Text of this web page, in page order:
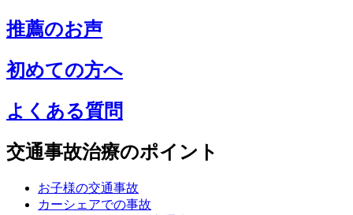
推薦のお声
初めての方へ
よくある質問
交通事故治療のポイント
お子様の交通事故
カーシェアでの事故